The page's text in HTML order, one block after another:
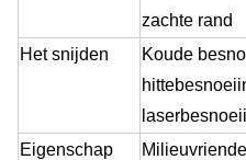
zachte rand
Het snijden
Koude
Eigenschap